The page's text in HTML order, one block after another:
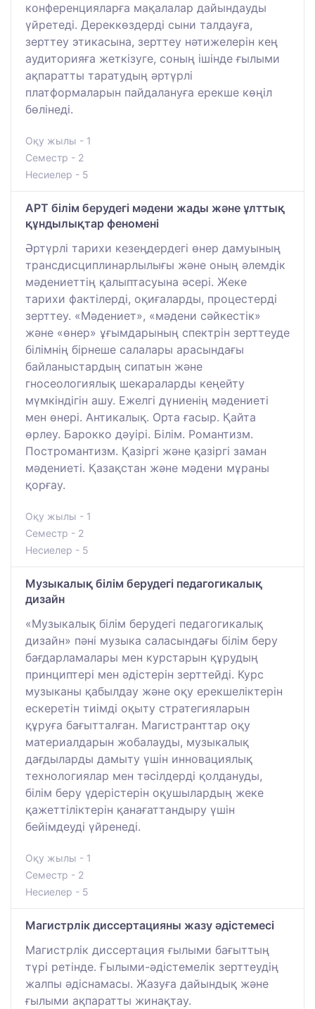
конференцияларға мақалалар дайындауды
үйретеді. Дереккөздерді сыни талдауға,
зерттеу этикасына, зерттеу нәтижелерін кең
аудиторияға жеткізуге, соның ішінде ғылыми
ақпаратты таратудың әртүрлі
платформаларын пайдалануға ерекше көңіл
бөлінеді.
Оқу жылы - 1
Семестр - 2
Несиелер - 5
АРТ білім берудегі мәдени жады және ұлттық
құндылықтар феномені
Әртүрлі тарихи кезеңдердегі өнер дамуының
трансдисциплинарлылығы және оның әлемдік
мәдениеттің қалыптасуына әсері. Жеке
тарихи фактілерді, оқиғаларды, процестерді
зерттеу. «Мәдениет», «мәдени сәйкестік»
және «өнер» ұғымдарының спектрін зерттеуде
білімнің бірнеше салалары арасындағы
байланыстардың сипатын және
гносеологиялық шекараларды кеңейту
мүмкіндігін ашу. Ежелгі дүниенің мәдениеті
мен өнері. Антикалық. Орта ғасыр. Қайта
өрлеу. Барокко дәуірі. Білім. Романтизм.
Постромантизм. Қазіргі және қазіргі заман
мәдениеті. Қазақстан және мәдени мұраны
қорғау.
Оқу жылы - 1
Семестр - 2
Несиелер - 5
Музыкалық білім берудегі педагогикалық
дизайн
«Музыкалық білім берудегі педагогикалық
дизайн» пәні музыка саласындағы білім беру
бағдарламалары мен курстарын құрудың
принциптері мен әдістерін зерттейді. Курс
музыканы қабылдау және оқу ерекшеліктерін
ескеретін тиімді оқыту стратегияларын
құруға бағытталған. Магистранттар оқу
материалдарын жобалауды, музыкалық
дағдыларды дамыту үшін инновациялық
технологиялар мен тәсілдерді қолдануды,
білім беру үдерістерін оқушылардың жеке
қажеттіліктерін қанағаттандыру үшін
бейімдеуді үйренеді.
Оқу жылы - 1
Семестр - 2
Несиелер - 5
Магистрлік диссертацияны жазу әдістемесі
Магистрлік диссертация ғылыми бағыттың
түрі ретінде. Ғылыми-әдістемелік зерттеудің
жалпы әдіснамасы. Жазуға дайындық және
ғылыми ақпаратты жинақтау.